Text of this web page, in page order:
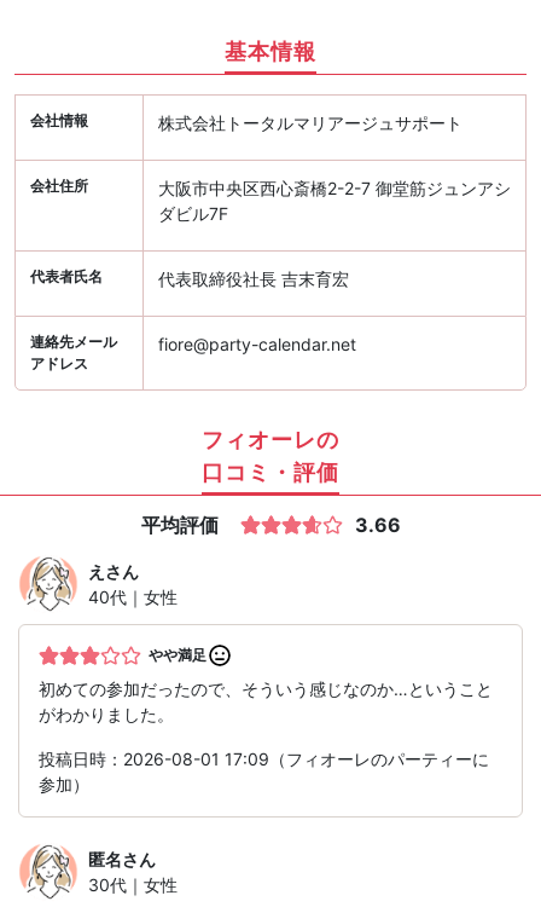
基本情報
会社情報 株式会社トータルマリアージュサポート
会社住所
大阪市中央区西心斎橋2-2-7 御堂筋ジュンアシ
ダビル7F
代表者氏名 代表取締役社長 吉末育宏
連絡先メール
アドレス
fiore@party-calendar.net
フィオーレの
口コミ・評価
平均評価 3.66
え さん
40代｜女性
やや満足
初めての参加だったので、そういう感じなのか…ということ
がわかりました。
投稿日時：2026-08-01 17:09（フィオーレのパーティーに
参加）
匿名さん
30代｜女性